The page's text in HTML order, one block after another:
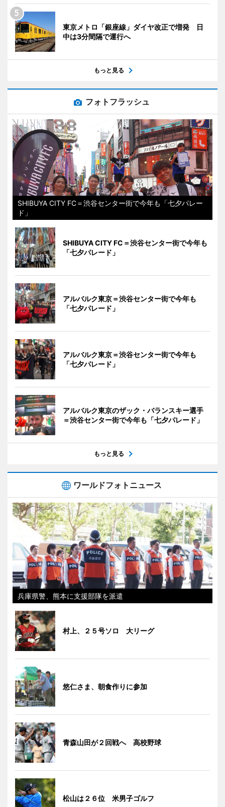
東京メトロ「銀座線」ダイヤ改正で増発 日
中は3分間隔で運行へ
もっと見る
フォトフラッシュ
SHIBUYA CITY FC＝渋谷センター街で今年も「七夕パレー
ド」
SHIBUYA CITY FC＝渋谷センター街で今年も
「七夕パレード」
アルバルク東京＝渋谷センター街で今年も
「七夕パレード」
アルバルク東京＝渋谷センター街で今年も
「七夕パレード」
アルバルク東京のザック・バランスキー選手
＝渋谷センター街で今年も「七夕パレード」
もっと見る
ワールドフォトニュース
兵庫県警、熊本に支援部隊を派遣
村上、２５号ソロ 大リーグ
悠仁さま、朝食作りに参加
青森山田が２回戦へ 高校野球
松山は２６位 米男子ゴルフ